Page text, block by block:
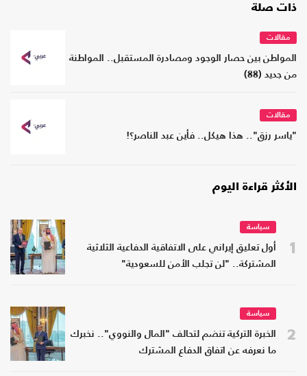
ذات صلة
مقالات
المواطن بين حصار الوجود ومصادرة المستقبل.. المواطنة
من جديد (88)
مقالات
"ياسر رزق".. هذا هيكل.. فأين عبد الناصر؟!
الأكثر قراءة اليوم
1
سياسة
أول تعليق إيراني على الاتفاقية الدفاعية الثلاثية
المشتركة.. "لن تجلب الأمن للسعودية"
2
سياسة
الخبرة التركية تنضم لتحالف "المال والنووي".. نخبرك
ما نعرفه عن اتفاق الدفاع المشترك